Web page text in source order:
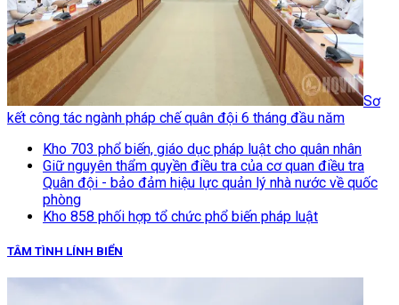
Sơ
kết công tác ngành pháp chế quân đội 6 tháng đầu năm
Kho 703 phổ biến, giáo dục pháp luật cho quân nhân
Giữ nguyên thẩm quyền điều tra của cơ quan điều tra
Quân đội - bảo đảm hiệu lực quản lý nhà nước về quốc
phòng
Kho 858 phối hợp tổ chức phổ biến pháp luật
TÂM TÌNH LÍNH BIỂN